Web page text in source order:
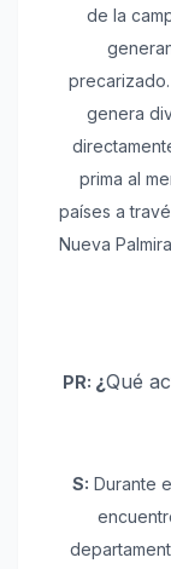
de la
genera
prima al
países a
Nueva
PR: ¿Qué
S: Durante